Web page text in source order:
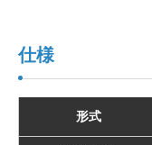
仕様
形式